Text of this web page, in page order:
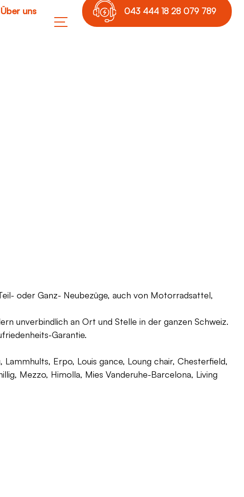
Über uns 043 444 18 28 079 789
oder Ganz- Neubezüge, auch von Motorradsattel,
unverbindlich an Ort und Stelle in der ganzen Schweiz.
Garantie.
Erpo, Louis gance, Loung chair, Chesterfield,
Mezzo, Himolla, Mies Vanderuhe-Barcelona, Living